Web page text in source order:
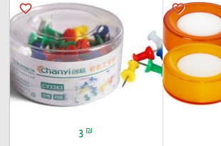
favorite_border
favorite_border
3 ₪